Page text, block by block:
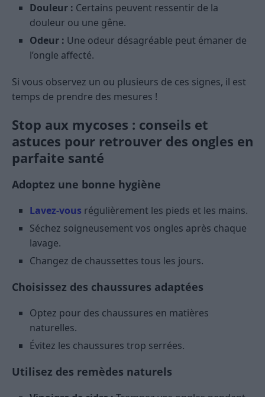
Douleur : Certains peuvent ressentir de la
douleur ou une gêne.
Odeur : Une odeur désagréable peut émaner de
l’ongle affecté.
Si vous observez un ou plusieurs de ces signes, il est
temps de prendre des mesures !
Stop aux mycoses : conseils et
astuces pour retrouver des ongles en
parfaite santé
Adoptez une bonne hygiène
Lavez-vous régulièrement les pieds et les mains.
Séchez soigneusement vos ongles après chaque
lavage.
Changez de chaussettes tous les jours.
Choisissez des chaussures adaptées
Optez pour des chaussures en matières
naturelles.
Évitez les chaussures trop serrées.
Utilisez des remèdes naturels